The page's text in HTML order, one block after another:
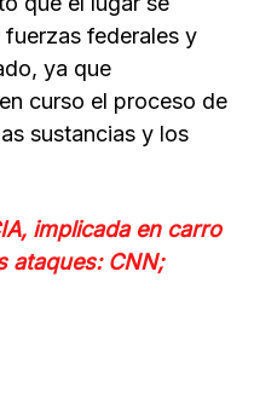
federales y
ya que
curso el proceso de
sustancias y los
implicada en carro
ataques: CNN;